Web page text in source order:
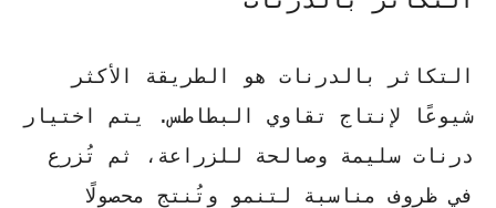
التكاثر بالدرنات هو الطريقة الأكثر
شيوعًا لإنتاج تقاوي البطاطس. يتم اختيار
درنات سليمة وصالحة للزراعة، ثم تُزرع
في ظروف مناسبة لتنمو وتُنتج محصولًا